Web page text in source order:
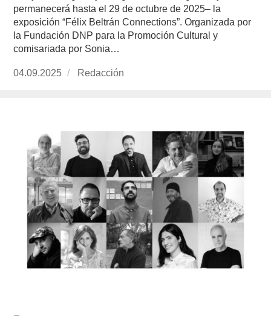
permanecerá hasta el 29 de octubre de 2025– la
exposición “Félix Beltrán Connections”. Organizada por
la Fundación DNP para la Promoción Cultural y
comisariada por Sonia…
Publicado
04.09.2025 https://www.experimenta.es/author/redaccion/
Redacción